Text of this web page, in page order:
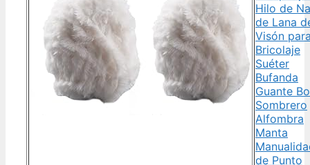
Hilo de
de Lana
Visón
Bricolaje
Suéter
Bufanda
Guante
Sombrero
Alfombra
Manta
de Punto